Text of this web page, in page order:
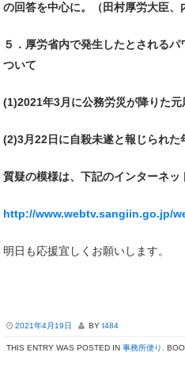
の回答を中心に。（田村厚労大臣、
５．厚労省内で発生したとされる
ついて
(1)2021年3月に公務労災が降りた
(2)3月22日に自殺未遂と報じられた
質疑の模様は、下記のインターネッ
http://www.webtv.sangiin.go.jp/
明日も応援宜しくお願いします。
2021年4月19日 BY I484
THIS ENTRY WAS POSTED IN 事務所便り .